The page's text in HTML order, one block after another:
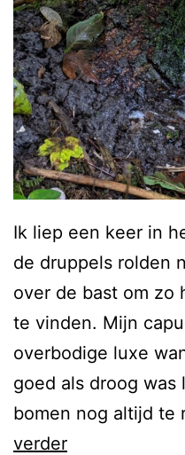
Ik liep een keer in
de druppels rolden
over de bast om zo
te vinden. Mijn
overbodige luxe
goed als droog
bomen nog altijd te
verder